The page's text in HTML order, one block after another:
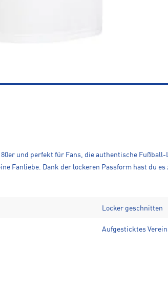
und perfekt für Fans, die authentische
Fanliebe. Dank der lockeren Passform hast du
Locker geschnitten
Aufgesticktes